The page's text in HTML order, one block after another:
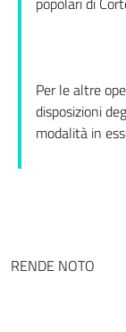
Per le altre
disposizioni
modalità in
RENDE NOTO